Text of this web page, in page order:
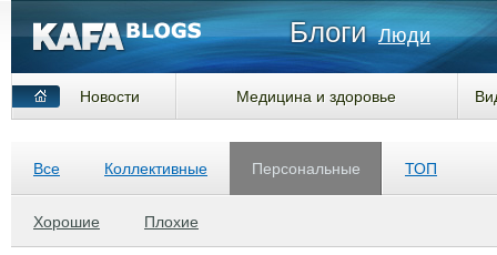
Блоги Люди
Новости Медицина и здоровье
Все Коллективные Персональные
Хорошие Плохие
ТОП